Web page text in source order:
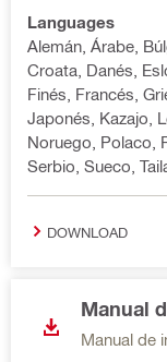
Languages
Alemán, Árabe,
Croata, Danés,
Finés, Francés,
Japonés, Kazajo,
Noruego, Polaco,
Serbio, Sueco,
DOWNLOAD
Manual
Manual de